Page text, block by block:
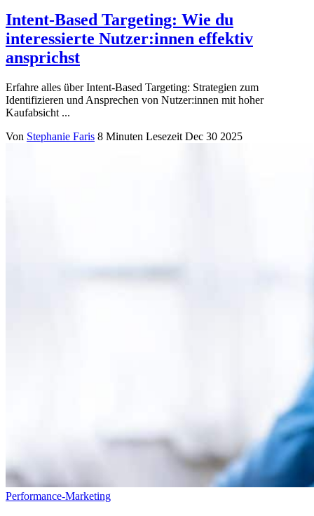
Intent-Based Targeting: Wie du
interessierte Nutzer:innen effektiv
ansprichst
Erfahre alles über Intent-Based Targeting: Strategien zum
Identifizieren und Ansprechen von Nutzer:innen mit hoher
Kaufabsicht ...
Von Stephanie Faris 8 Minuten Lesezeit Dec 30 2025
Performance-Marketing